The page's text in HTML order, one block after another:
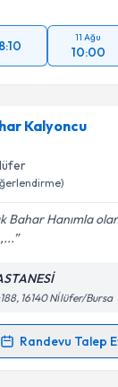
11 Ağu
10:00
Kalyoncu
Bahar Hanımla
16140 Ni̇lüfer/Bursa
Randevu Talep
Talebi